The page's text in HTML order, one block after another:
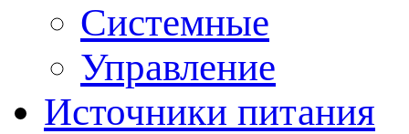
Системные
Управление
Источники питания